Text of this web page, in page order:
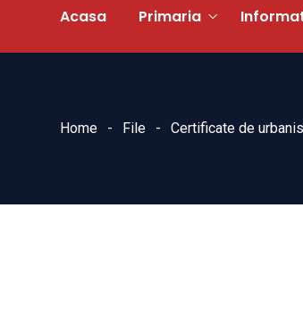
Acasa Primaria
Home File Certificate de